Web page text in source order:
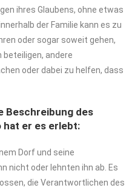
ihres Glaubens, ohne etwas
der Familie kann es zu
oder sogar soweit gehen,
beteiligen, andere
oder dabei zu helfen, dass
Beschreibung des
hat er es erlebt:
Dorf und seine
nicht oder lehnten ihn ab. Es
die Verantwortlichen des